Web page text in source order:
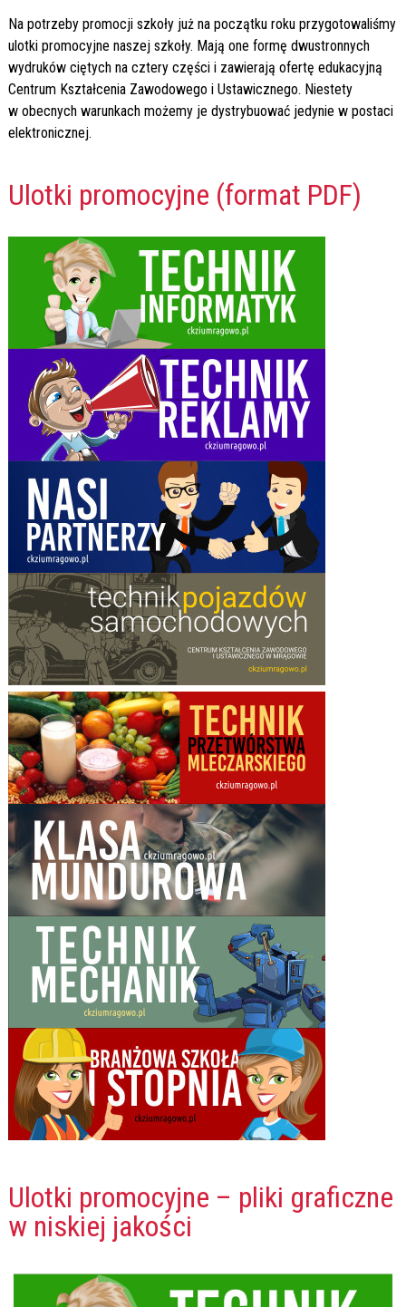
Na potrzeby promocji szkoły już na początku roku przygotowaliśmy
ulotki promocyjne naszej szkoły. Mają one formę dwustronnych
wydruków ciętych na cztery części i zawierają ofertę edukacyjną
Centrum Kształcenia Zawodowego i Ustawicznego. Niestety
w obecnych warunkach możemy je dystrybuować jedynie w postaci
elektronicznej.
Ulotki promocyjne (format PDF)
Ulotki promocyjne – pliki graficzne
w niskiej jakości